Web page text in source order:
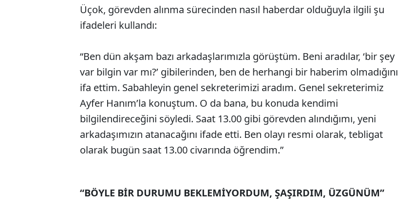
Üçok, görevden alınma sürecinden nasıl haberdar olduğuyla ilgili şu
ifadeleri kullandı:
“Ben dün akşam bazı arkadaşlarımızla görüştüm. Beni aradılar, ‘bir şey
var bilgin var mı?’ gibilerinden, ben de herhangi bir haberim olmadığını
ifa ettim. Sabahleyin genel sekreterimizi aradım. Genel sekreterimiz
Ayfer Hanım’la konuştum. O da bana, bu konuda kendimi
bilgilendireceğini söyledi. Saat 13.00 gibi görevden alındığımı, yeni
arkadaşımızın atanacağını ifade etti. Ben olayı resmi olarak, tebligat
olarak bugün saat 13.00 civarında öğrendim.”
“BÖYLE BİR DURUMU BEKLEMİYORDUM, ŞAŞIRDIM, ÜZGÜNÜM”